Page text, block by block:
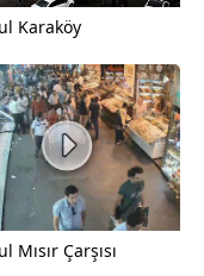
Karaköy
Mısır Çarşısı